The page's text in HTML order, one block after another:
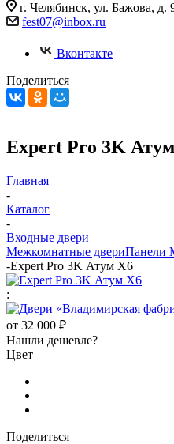
г. Челябинск, ул. Бажова, д.
fest07@inbox.ru
Вконтакте
Поделиться
Expert Pro 3K
Главная
-
Каталог
-
Входные двери
Межкомнатные двериПанели
-Expert Pro 3K Атум Х6
:
от 32 000 ₽
Нашли дешевле?
Цвет
Поделиться